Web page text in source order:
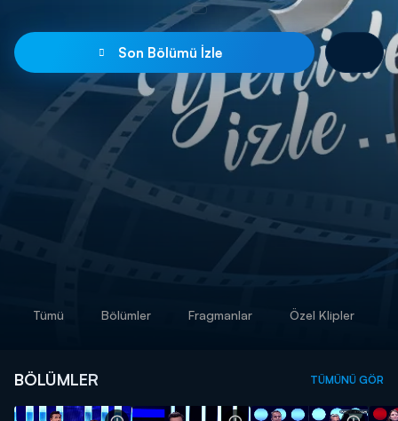
Son Bölümü İzle
Tümü Bölümler Fragmanlar Özel Klipler
BÖLÜMLER TÜMÜNÜ GÖR